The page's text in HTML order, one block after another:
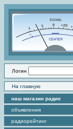
Логин
На главную
наш магазин радио
объявления
радиорейтинг